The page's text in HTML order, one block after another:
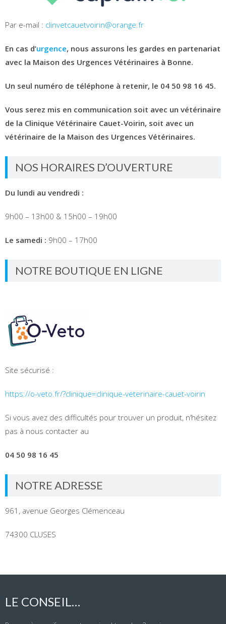
Par e-mail : clinvetcauetvoirin@orange.fr
En cas d’urgence, nous assurons les gardes en partenariat
avec la Maison des Urgences Vétérinaires à Bonne.
Un seul numéro de téléphone à retenir, le 04 50 98 16 45.
Vous serez mis en communication soit avec un vétérinaire
de la Clinique Vétérinaire Cauet-Voirin, soit avec un
vétérinaire de la Maison des Urgences Vétérinaires.
NOS HORAIRES D’OUVERTURE
Du lundi au vendredi :
9h00 – 13h00 & 15h00 – 19h00
Le samedi : 9h00 – 17h00
NOTRE BOUTIQUE EN LIGNE
Site sécurisé :
https://o-veto.fr/?clinique=clinique-veterinaire-cauet-voirin
Si vous avez des difficultés pour trouver un produit, n’hésitez
pas à nous contacter au
04 50 98 16 45
NOTRE ADRESSE
961, avenue Georges Clémenceau
74300 CLUSES
LE CONSEIL…